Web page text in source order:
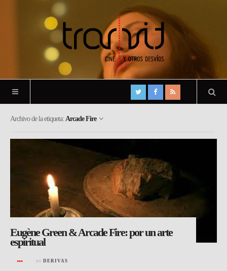
Archivo de la etiqueta: Arcade Fire
Eugène Green & Arcade Fire: por un arte
espiritual
en DERIVAS